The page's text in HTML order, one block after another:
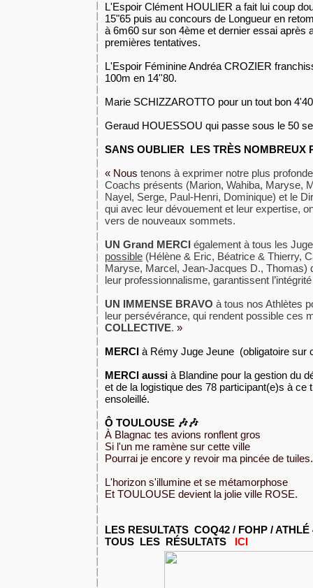
L'Espoir Clément HOULIER a fait lui coup
15"65 puis au concours de Longueur en
à 6m60 sur son 4ème et dernier essai après
premières tentatives.
L'Espoir Féminine Andréa CROZIER
100m en 14''80.
Marie SCHIZZAROTTO pour un tout bon
Geraud HOUESSOU qui passe sous le 50
SANS OUBLIER LES TRÈS NOMBREUX
« Nous tenons à exprimer notre plus
Coachs présents (Marion, Wahiba, Maryse,
Nayel, Serge, Paul-Henri, Dominique) et le
qui avec leur dévouement et leur expertise,
vers de nouveaux sommets.
UN Grand MERCI également à tous les
possible (Hélène & Eric, Béatrice & Thierry,
Maryse, Marcel, Jean-Jacques D., Thomas)
leur professionnalisme, garantissent
UN IMMENSE BRAVO à tous nos Athlètes
leur persévérance, qui rendent possible ces
COLLECTIVE. »
MERCI à Rémy Juge Jeune (obligatoire sur
MERCI aussi à Blandine pour la gestion du
et de la logistique des 78 participant(e)s à ce
ensoleillé.
Ô TOULOUSE 🎶🎶
À Blagnac tes avions ronflent gros
Si l'un me ramène sur cette ville
Pourrai je encore y revoir ma pincée de tuiles.
L'horizon s'illumine et se métamorphose
Et TOULOUSE devient la jolie ville ROSE.
LES RESULTATS COQ42 / FOHP /
TOUS LES RÉSULTATS ICI